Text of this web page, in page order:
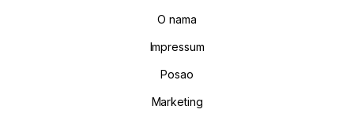
O nama
Impressum
Posao
Marketing